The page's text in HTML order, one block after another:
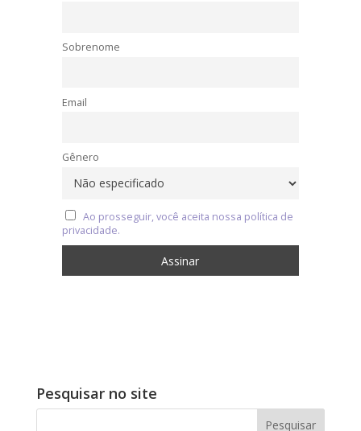
Sobrenome
Email
Gênero
Ao prosseguir, você aceita nossa política de
privacidade.
Pesquisar no site